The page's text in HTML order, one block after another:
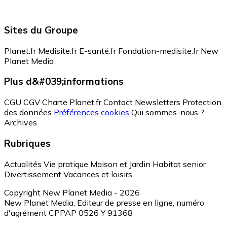
Sites du Groupe
Planet.fr Medisite.fr E-santé.fr Fondation-medisite.fr New
Planet Media
Plus d&#039;informations
CGU CGV Charte Planet.fr Contact Newsletters Protection
des données Préférences cookies Qui sommes-nous ?
Archives
Rubriques
Actualités Vie pratique Maison et Jardin Habitat senior
Divertissement Vacances et loisirs
Copyright New Planet Media - 2026
New Planet Media, Editeur de presse en ligne, numéro
d'agrément CPPAP 0526 Y 91368